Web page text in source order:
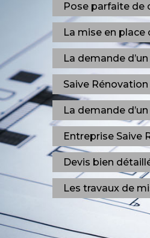
Pose parfaite de
La mise en place
La demande
Saive
La demande
Entreprise Saive
Devis bien
Les travaux de